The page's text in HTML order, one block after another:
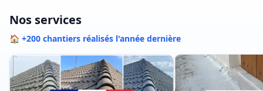
Nos services
🏠 +200 chantiers réalisés l'année dernière